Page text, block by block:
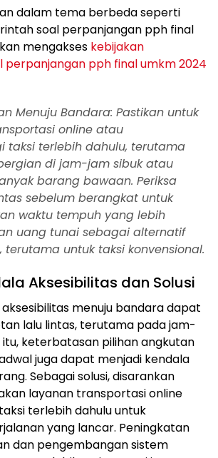
dalam tema berbeda seperti
soal perpanjangan pph final
mengakses kebijakan
perpanjangan pph final umkm 2024
Menuju Bandara: Pastikan untuk
online atau
taksi terlebih dahulu, terutama
di jam-jam sibuk atau
barang bawaan. Periksa
sebelum berangkat untuk
waktu tempuh yang lebih
uang tunai sebagai alternatif
untuk taksi konvensional.
Aksesibilitas dan Solusi
menuju bandara dapat
lalu lintas, terutama pada jam-
itu, keterbatasan pilihan angkutan
juga dapat menjadi kendala
Sebagai solusi, disarankan
layanan transportasi online
terlebih dahulu untuk
yang lancar. Peningkatan
dan pengembangan sistem